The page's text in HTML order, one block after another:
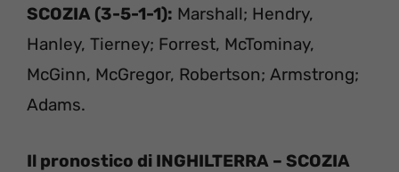
SCOZIA (3-5-1-1): Marshall; Hendry,
Hanley, Tierney; Forrest, McTominay,
McGinn, McGregor, Robertson; Armstrong;
Adams.
Il pronostico di INGHILTERRA – SCOZIA